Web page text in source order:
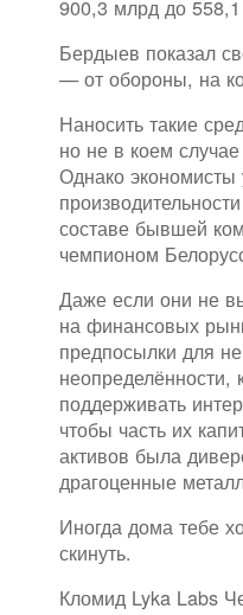
900,3 млрд до
Бердыев показал
— от обороны, на
Наносить такие
но не в коем
Однако
составе бывшей
чемпионом
Даже если они не
на финансовых
предпосылки для
неопределённости,
поддерживать
чтобы часть их
активов была
драгоценные
Иногда дома тебе
скинуть.
Кломид Lyka Labs